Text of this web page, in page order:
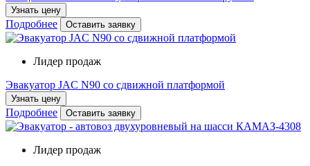
Узнать цену
Подробнее Оставить заявку
Лидер продаж
Эвакуатор JAC N90 со сдвижной платформой
Узнать цену
Подробнее Оставить заявку
Лидер продаж